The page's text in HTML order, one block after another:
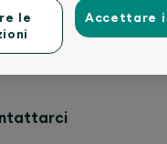
misure pubblicitarie e di
le
Accettare i